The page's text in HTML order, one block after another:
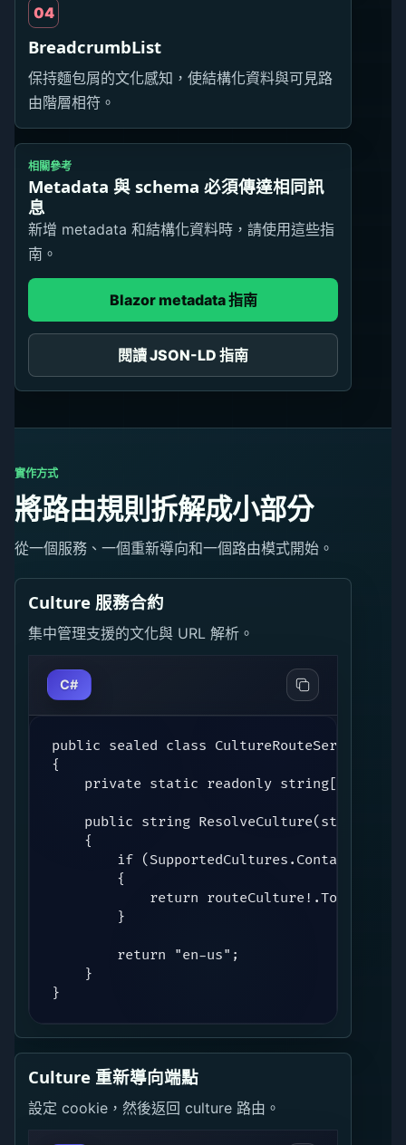
04
BreadcrumbList
保持麵包屑的文化感知，使結構化資料與可見路
由階層相符。
相關參考
Metadata 與 schema 必須傳達相同訊
息
新增 metadata 和結構化資料時，請使用這些指
南。
Blazor metadata 指南
閱讀 JSON-LD 指南
實作方式
將路由規則拆解成小部分
從一個服務、一個重新導向和一個路由模式開始。
Culture 服務合約
集中管理支援的文化與 URL 解析。
C#
public sealed class CultureRouteService
{
private static readonly string[]
public string ResolveCulture(string?
    {
if
        {
return
        }
        return "en-us";
    }
}
Culture 重新導向端點
設定 cookie，然後返回 culture 路由。